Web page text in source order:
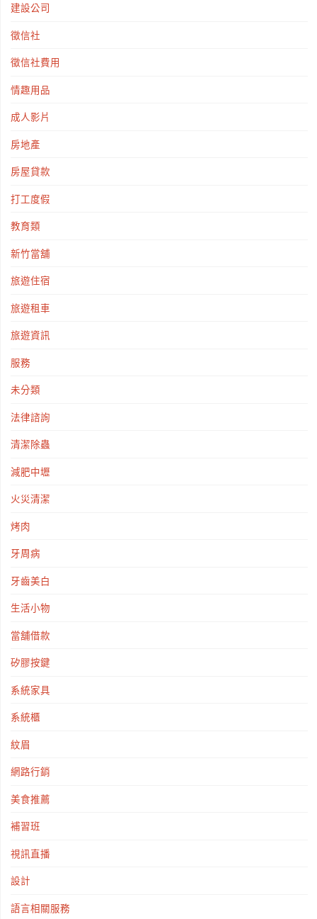
建設公司
徵信社
徵信社費用
情趣用品
成人影片
房地產
房屋貸款
打工度假
教育類
新竹當舖
旅遊住宿
旅遊租車
旅遊資訊
服務
未分類
法律諮詢
清潔除蟲
減肥中壢
火災清潔
烤肉
牙周病
牙齒美白
生活小物
當舖借款
矽膠按鍵
系統家具
系統櫃
紋眉
網路行銷
美食推薦
補習班
視訊直播
設計
語言相關服務